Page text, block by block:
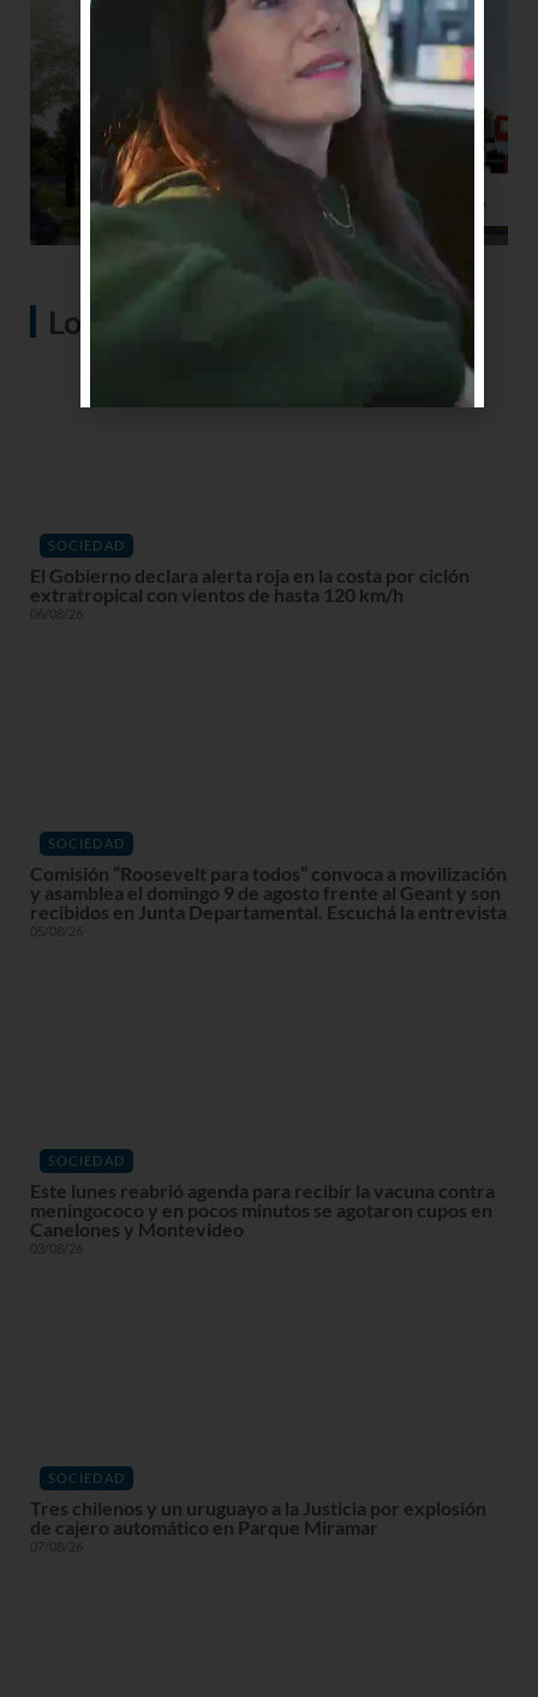
Lo más visto
SOCIEDAD
El Gobierno declara alerta roja en la costa por ciclón
extratropical con vientos de hasta 120 km/h
06/08/26
SOCIEDAD
Comisión “Roosevelt para todos” convoca a movilización
y asamblea el domingo 9 de agosto frente al Geant y son
recibidos en Junta Departamental. Escuchá la entrevista
05/08/26
SOCIEDAD
Este lunes reabrió agenda para recibir la vacuna contra
meningococo y en pocos minutos se agotaron cupos en
Canelones y Montevideo
03/08/26
SOCIEDAD
Tres chilenos y un uruguayo a la Justicia por explosión
de cajero automático en Parque Miramar
07/08/26